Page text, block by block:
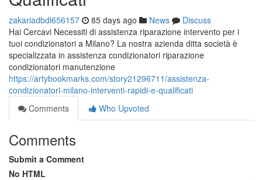
zakariadbdl656157 85 days ago News
Discuss
Hai Cercavi Necessiti di assistenza riparazione intervento per i
tuoi condizionatori a Milano? La nostra azienda ditta società è
specializzata in assistenza condizionatori riparazione
condizionatori manutenzione
https://artybookmarks.com/story21296711/assistenza-
condizionatori-milano-interventi-rapidi-e-qualificati
Comments
Who Upvoted
Comments
Submit a Comment
No HTML